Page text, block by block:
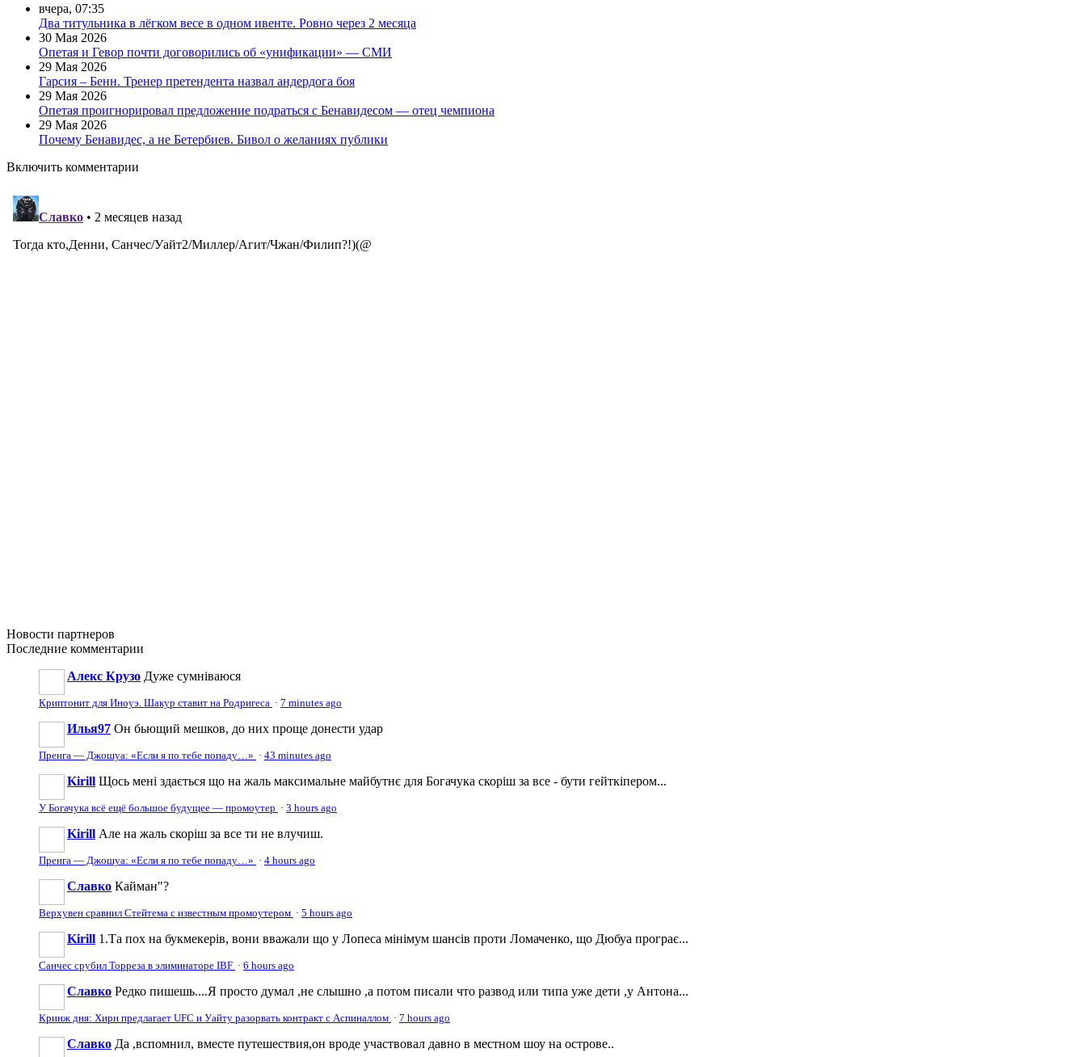
вчера, 07:35
Два титульника в лёгком весе в одном ивенте. Ровно через 2 месяца
30 Мая 2026
Опетая и Гевор почти договорились об «унификации» — СМИ
29 Мая 2026
Гарсия – Бенн. Тренер претендента назвал андердога боя
29 Мая 2026
Опетая проигнорировал предложение подраться с Бенавидесом — отец чемпиона
29 Мая 2026
Почему Бенавидес, а не Бетербиев. Бивол о желаниях публики
Включить комментарии
Новости партнеров
Последние комментарии
Алекс Крузо Дуже сумніваюся
Криптонит для Иноуэ. Шакур ставит на Родригеса · 7 minutes ago
Илья97 Он бьющий мешков, до них проще донести удар
Пренга — Джошуа: «Если я по тебе попаду…» · 43 minutes ago
Kirill Щось мені здається що на жаль максимальне майбутнє для Богачука скоріш за все - бути гейткіпером...
У Богачука всё ещё большое будущее — промоутер · 3 hours ago
Kirill Але на жаль скоріш за все ти не влучиш.
Пренга — Джошуа: «Если я по тебе попаду…» · 4 hours ago
Славко Кайман"?
Верхувен сравнил Стейтема с известным промоутером · 5 hours ago
Kirill 1.Та пох на букмекерів, вони вважали що у Лопеса мінімум шансів проти Ломаченко, що Дюбуа програє...
Санчес срубил Торреза в элиминаторе IBF · 6 hours ago
Славко Редко пишешь....Я просто думал ,не слышно ,а потом писали что развод или типа уже дети ,у Антона...
Кринж дня: Хирн предлагает UFC и Уайту разорвать контракт с Аспиналлом · 7 hours ago
Славко Да ,вспомнил, вместе путешествия,он вроде участвовал давно в местном шоу на острове..